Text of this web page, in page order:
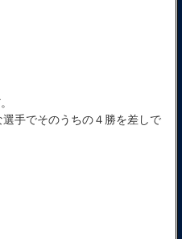
手でそのうちの４勝を差しで